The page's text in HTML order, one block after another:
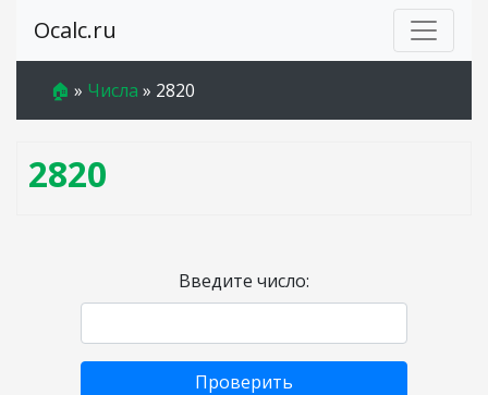
Ocalc.ru
🏠 » Числа » 2820
2820
Введите число:
Проверить